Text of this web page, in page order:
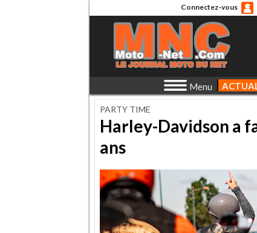
Connectez-vous
Menu
PARTY TIME
Harley-Davidson a
ans